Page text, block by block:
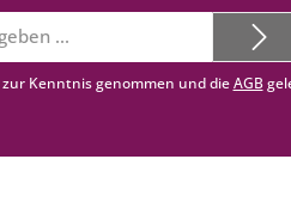
Mail-
Adresse*
zur Kenntnis genommen und dieAGB